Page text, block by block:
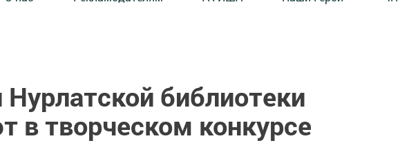
Нурлатской библиотеки
в творческом конкурсе